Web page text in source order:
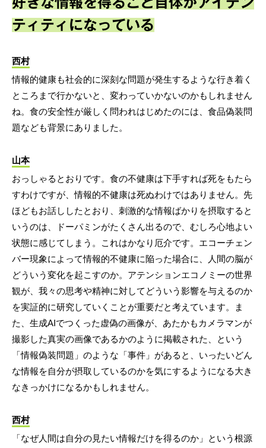
ティティになっている
西村
情報的健康も社会的に深刻な問題が発生するような行き着く
ところまで行かないと、変わっていかないのかもしれません
ね。食の安全性が厳しく問われはじめたのには、食品偽装問
題なども背景にありました。
山本
おっしゃるとおりです。食の不健康は下手すれば死をもたら
すわけですが、情報的不健康は死ぬわけではありません。先
ほどもお話ししたとおり、刺激的な情報ばかりを摂取すると
いうのは、ドーパミンがたくさん出るので、むしろ心地よい
状態に感じてしまう。これはかなり厄介です。エコーチェン
バー現象によって情報的不健康に陥った場合に、人間の脳が
どういう変化を起こすのか。アテンションエコノミーの世界
観が、我々の思考や精神に対してどういう影響を与えるのか
を実証的に研究していくことが重要だと考えています。ま
た、生成AIでつくった虚偽の画像が、あたかもカメラマンが
撮影した真実の画像であるかのように掲載された、という
「情報偽装問題」のような「事件」があると、いったいどん
な情報を自分が摂取しているのかを気にするようになる大き
なきっかけになるかもしれません。
西村
「なぜ人間は自分の見たい情報だけを得るのか」という根源